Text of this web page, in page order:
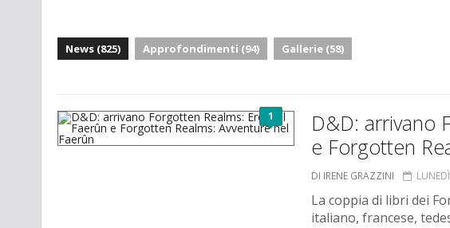
News (825) Approfondimenti (94) Gallerie (58)
1
D&D: arrivano
e Forgotten
DI IRENE GRAZZINI
La coppia di libri dei
italiano, francese,